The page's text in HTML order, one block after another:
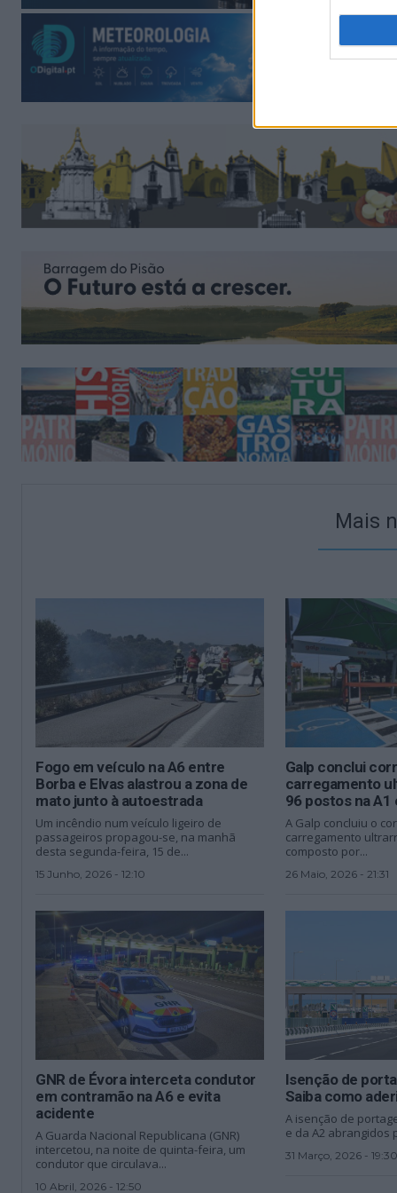
Mais
Fogo em veículo na A6 entre
Borba e Elvas alastrou a zona de
mato junto à autoestrada
Um incêndio num veículo ligeiro de
passageiros propagou-se, na manhã
desta segunda-feira, 15 de...
15 Junho, 2026 - 12:10
Galp conclui
carregamento
96 postos na A1
A Galp concluiu o
carregamento
composto por...
26 Maio, 2026 - 21:31
GNR de Évora interceta condutor
em contramão na A6 e evita
acidente
A Guarda Nacional Republicana (GNR)
intercetou, na noite de quinta-feira, um
condutor que circulava...
10 Abril, 2026 - 12:50
Isenção de
Saiba como
A isenção de
e da A2 abrangidos
31 Março, 2026 - 19:30